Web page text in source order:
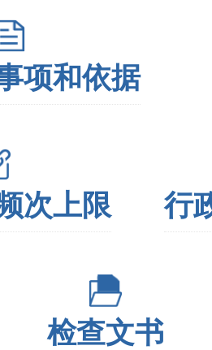
项和依据
次上限 行
检查文书